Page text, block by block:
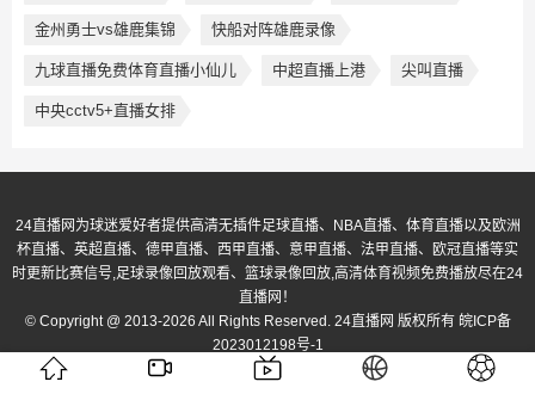
金州勇士vs雄鹿集锦 快船对阵雄鹿录像
九球直播免费体育直播小仙儿 中超直播上港 尖叫直播
中央cctv5+直播女排
24直播网为球迷爱好者提供高清无插件足球直播、NBA直播、体育直播以及欧洲
杯直播、英超直播、德甲直播、西甲直播、意甲直播、法甲直播、欧冠直播等实
时更新比赛信号,足球录像回放观看、篮球录像回放,高清体育视频免费播放尽在24
直播网！
© Copyright @ 2013-2026 All Rights Reserved. 24直播网 版权所有 皖ICP备
2023012198号-1